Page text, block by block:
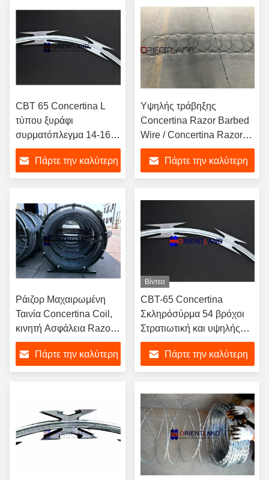
CBT 65 Concertina L
τύπου ξυράφι
συρματόπλεγμα 14-16m
μήκος προστασία κήπου
Πάρτε την καλύτερη
Υψηλής τράβηξης
Concertina Razor Barbed
Wire / Concertina Razor
Coil BTO-11 BTO-22
Πάρτε την καλύτερη
Ράιζορ Μαχαιρωμένη
Ταινία Concertina Coil,
κινητή Ασφάλεια Razor
Wire Mesh Φράχτης
Πάρτε την καλύτερη
Βίντεο
CBT-65 Concertina
Σκληρόσύρμα 54 βρόχοι
Στρατιωτική και υψηλής
ασφάλειας χρήση φράχτης
Πάρτε την καλύτερη